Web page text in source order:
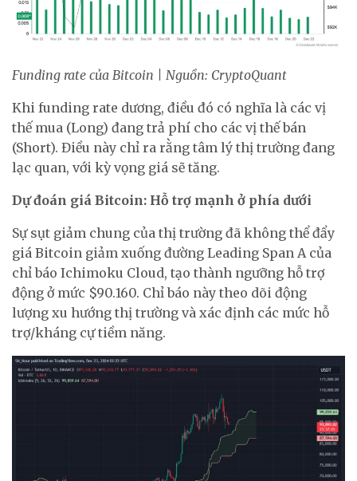
Funding rate của Bitcoin | Nguồn: CryptoQuant
Khi funding rate dương, điều đó có nghĩa là các vị
thế mua (Long) đang trả phí cho các vị thế bán
(Short). Điều này chỉ ra rằng tâm lý thị trường đang
lạc quan, với kỳ vọng giá sẽ tăng.
Dự đoán giá Bitcoin: Hỗ trợ mạnh ở phía dưới
Sự sụt giảm chung của thị trường đã không thể đẩy
giá Bitcoin giảm xuống đường Leading Span A của
chỉ báo Ichimoku Cloud, tạo thành ngưỡng hỗ trợ
động ở mức $90.160. Chỉ báo này theo dõi động
lượng xu hướng thị trường và xác định các mức hỗ
trợ/kháng cự tiềm năng.